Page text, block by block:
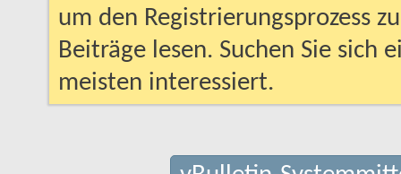
um den Registrierungsprozess
Beiträge lesen. Suchen Sie sich
meisten interessiert.